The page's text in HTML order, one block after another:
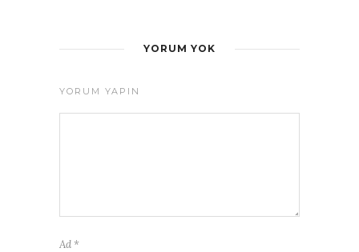
YORUM YOK
YORUM YAPIN
Ad *